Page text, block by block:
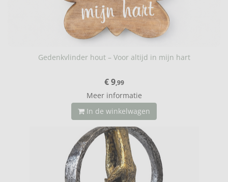
Gedenkvlinder hout – Voor altijd in mijn hart
€ 9,99
Meer informatie
In de winkelwagen